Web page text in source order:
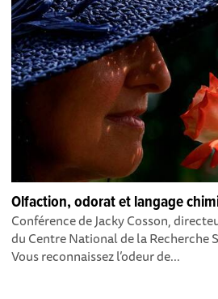
Olfaction, odorat et langage
Conférence de Jacky Cosson,
du Centre National de la Recherche
Vous reconnaissez l’odeur de...